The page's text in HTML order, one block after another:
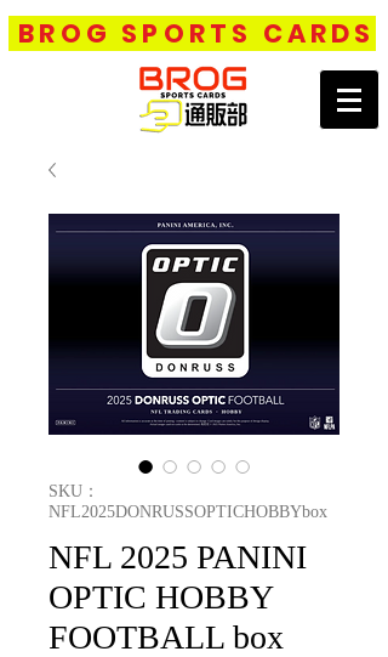
BROG SPORTS CARDS
SKU：
NFL2025DONRUSSOPTICHOBBYbox
NFL 2025 PANINI
OPTIC HOBBY
FOOTBALL box